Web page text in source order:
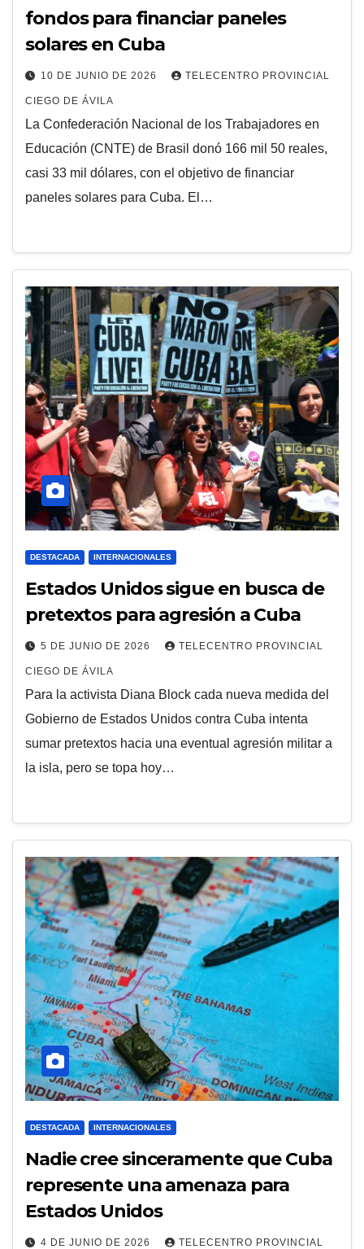
fondos para financiar paneles
solares en Cuba
10 DE JUNIO DE 2026 TELECENTRO PROVINCIAL
CIEGO DE ÁVILA
La Confederación Nacional de los Trabajadores en
Educación (CNTE) de Brasil donó 166 mil 50 reales,
casi 33 mil dólares, con el objetivo de financiar
paneles solares para Cuba. El…
DESTACADA INTERNACIONALES
Estados Unidos sigue en busca de
pretextos para agresión a Cuba
5 DE JUNIO DE 2026 TELECENTRO PROVINCIAL
CIEGO DE ÁVILA
Para la activista Diana Block cada nueva medida del
Gobierno de Estados Unidos contra Cuba intenta
sumar pretextos hacia una eventual agresión militar a
la isla, pero se topa hoy…
DESTACADA INTERNACIONALES
Nadie cree sinceramente que Cuba
represente una amenaza para
Estados Unidos
4 DE JUNIO DE 2026 TELECENTRO PROVINCIAL